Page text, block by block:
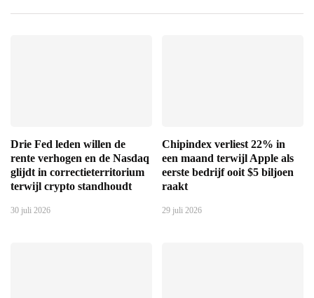
Drie Fed leden willen de
rente verhogen en de Nasdaq
glijdt in correctieterritorium
terwijl crypto standhoudt
30 juli 2026
Chipindex verliest 22% in
een maand terwijl Apple als
eerste bedrijf ooit $5 biljoen
raakt
29 juli 2026